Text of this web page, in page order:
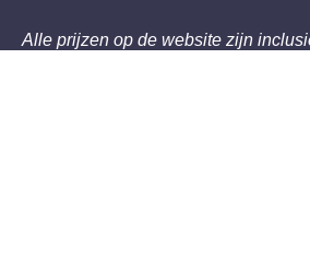
Alle prijzen op de website zijn